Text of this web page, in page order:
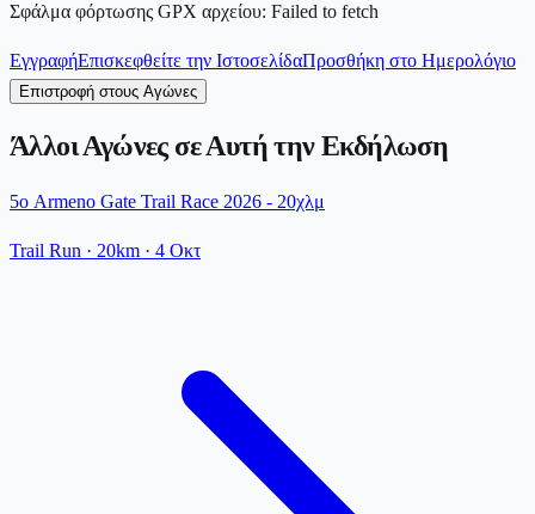
Σφάλμα φόρτωσης GPX αρχείου: Failed to fetch
ΕγγραφήΕπισκεφθείτε την ΙστοσελίδαΠροσθήκη στο Ημερολόγιο
Επιστροφή στους Αγώνες
Άλλοι Αγώνες σε Αυτή την Εκδήλωση
5ο Armeno Gate Trail Race 2026 - 20χλμ
Trail Run · 20km · 4 Οκτ